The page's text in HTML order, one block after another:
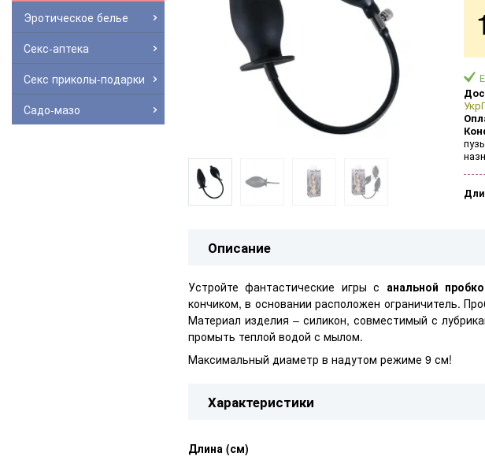
Эротическое белье
Секс-аптека
Секс приколы-подарки
Садо-мазо
Описание
Устройте фантастические игры с анальной
кончиком, в основании расположен ограничитель.
Материал изделия – силикон, совместимый с
промыть теплой водой с мылом.
Максимальный диаметр в надутом режиме 9 см!
Характеристики
Длина (см)